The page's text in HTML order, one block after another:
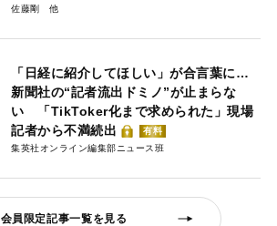
佐藤剛
「日経に紹介してほしい」が合言葉に…
新聞社の“記者流出ドミノ”が止まらな
い 「TikToker化まで求められた」現場
記者から不満続出
有料
集英社オンライン編集部ニュース班
会員限定記事一覧を見る